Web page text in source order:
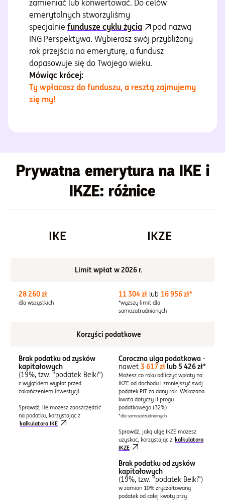
zamieniać lub konwertować. Do celów
emerytalnych stworzyliśmy
specjalnie fundusze cyklu życia
pod nazwą
ING Perspektywa. Wybierasz swój przybliżony
rok przejścia na emeryturę, a fundusz
dopasowuje się do Twojego wieku.
Mówiąc krócej:
Ty wpłacasz do funduszu, a resztą zajmujemy
się my!
Prywatna emerytura na IKE i
IKZE: różnice
IKE IKZE
Limit wpłat w 2026 r.
28 260 zł
dla wszystkich
11 304 zł lub 16 956 zł*
*wyższy limit dla
samozatrudnionych
Korzyści podatkowe
Brak podatku od zysków
kapitałowych
(19%, tzw. "podatek Belki")
z wyjątkiem wypłat przed
zakończeniem inwestycji
Sprawdź, ile możesz zaoszczędzić
na podatku, korzystając z
kalkulatora IKE
Coroczna ulga podatkowa -
nawet 3 617 złlub 5 426 zł*
Możesz co roku odliczyć wpłaty na
IKZE od dochodu i zmniejszyć swój
podatek PIT za dany rok. Wskazana
kwota dotyczy II progu
podatkowego (32%)
*dla samozatrudnionych
Sprawdź, jaką ulgę IKZE możesz
uzyskać, korzystając z kalkulatora
IKZE
Brak podatku od zysków
kapitałowych
(19%, tzw. "podatek Belki")
w zamian 10% zryczałtowany
podatek od całej kwoty przy